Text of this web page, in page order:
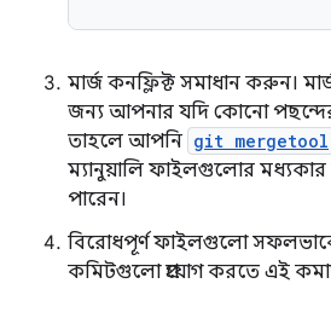
মার্জ কনফ্লিক্ট সমাধান করুন।
জন্য আপনার যদি কোনো পছন্দের
তাহলে আপনি git mergetool
ম্যানুয়ালি ফাইলগুলোর মধ্যকার
পারেন।
বিরোধপূর্ণ ফাইলগুলো
কমিটগুলো প্রয়োগ করতে এই